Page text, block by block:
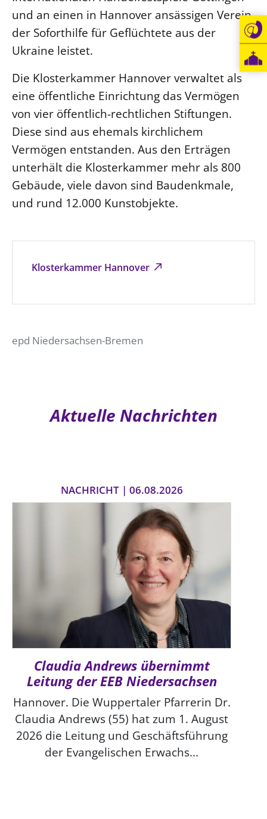
Klosterkammer Hannover
und an einen in Hannover ansässigen Verein,
der Soforthilfe für Geflüchtete aus der
Ukraine leistet.
Die Klosterkammer Hannover verwaltet als
eine öffentliche Einrichtung das Vermögen
von vier öffentlich-rechtlichen Stiftungen.
Diese sind aus ehemals kirchlichem
Vermögen entstanden. Aus den Erträgen
unterhält die Klosterkammer mehr als 800
Gebäude, viele davon sind Baudenkmale,
und rund 12.000 Kunstobjekte.
epd Niedersachsen-Bremen
Aktuelle Nachrichten
NACHRICHT | 06.08.2026
Claudia Andrews übernimmt
Leitung der EEB Niedersachsen
Hannover. Die Wuppertaler Pfarrerin Dr.
Claudia Andrews (55) hat zum 1. August
2026 die Leitung und Geschäftsführung
der Evangelischen Erwachs...